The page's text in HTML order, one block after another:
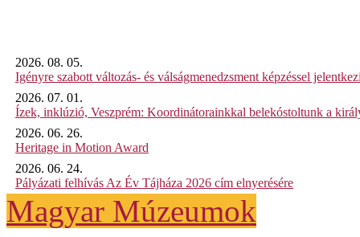
2026. 08. 05.
Igényre szabott változás- és válságmenedzsment képzéssel
2026. 07. 01.
Ízek, inklúzió, Veszprém: Koordinátorainkkal belekóstoltunk a
2026. 06. 26.
Heritage in Motion Award
2026. 06. 24.
Pályázati felhívás Az Év Tájháza 2026 cím elnyerésére
Magyar Múzeumok